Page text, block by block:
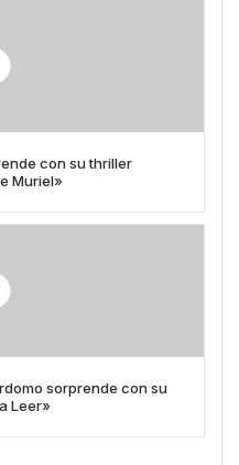
con su thriller
Muriel»
sorprende con su
Leer»